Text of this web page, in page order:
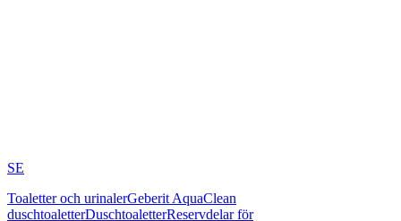
SE
Toaletter och urinalerGeberit AquaClean
duschtoaletterDuschtoaletterReservdelar för